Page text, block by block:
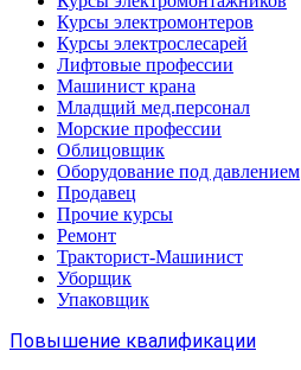
Курсы электромонтеров
Курсы электрослесарей
Лифтовые профессии
Машинист крана
Младщий мед.персонал
Морские профессии
Облицовщик
Оборудование под давлением
Продавец
Прочие курсы
Ремонт
Тракторист-Машинист
Уборщик
Упаковщик
Повышение квалификации